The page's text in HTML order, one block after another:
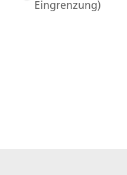
Eingrenzung)